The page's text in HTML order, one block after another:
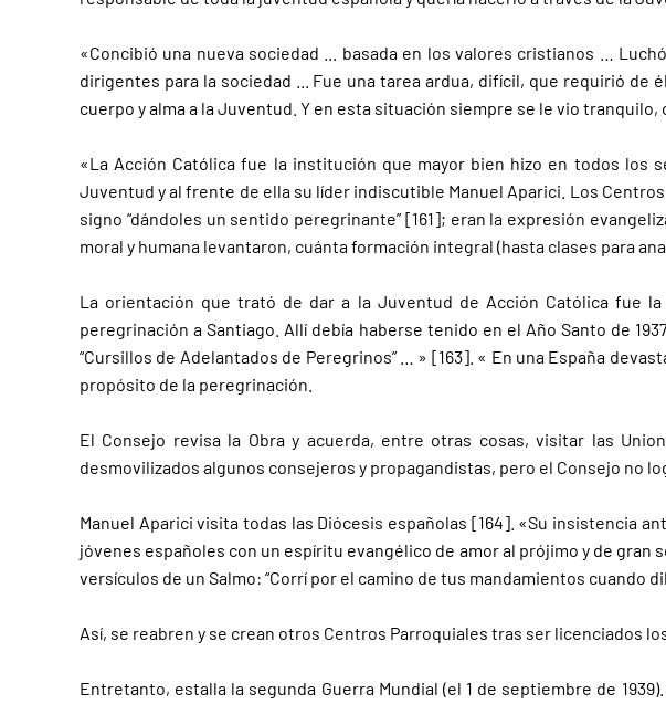
«Concibió una nueva sociedad ... basada en los valores cristianos …
dirigentes para la sociedad ... Fue una tarea ardua, difícil, que requirió de
cuerpo y alma a la Juventud. Y en esta situación siempre se le vio
«La Acción Católica fue la institución que mayor bien hizo en todos los
Juventud y al frente de ella su líder indiscutible Manuel Aparici. Los
signo “dándoles un sentido peregrinante” [161]; eran la expresión
moral y humana levantaron, cuánta formación integral (hasta clases para
La orientación que trató de dar a la Juventud de Acción Católica fue
peregrinación a Santiago. Allí debía haberse tenido en el Año Santo de
“Cursillos de Adelantados de Peregrinos” … » [163]. « En una España
propósito de la peregrinación.
El Consejo revisa la Obra y acuerda, entre otras cosas, visitar las
desmovilizados algunos consejeros y propagandistas, pero el Consejo no
Manuel Aparici visita todas las Diócesis españolas [164]. «Su insistencia
jóvenes españoles con un espíritu evangélico de amor al prójimo y de
versículos de un Salmo: “Corrí por el camino de tus mandamientos cuando
Así, se reabren y se crean otros Centros Parroquiales tras ser licenciados
Entretanto, estalla la segunda Guerra Mundial (el 1 de septiembre de